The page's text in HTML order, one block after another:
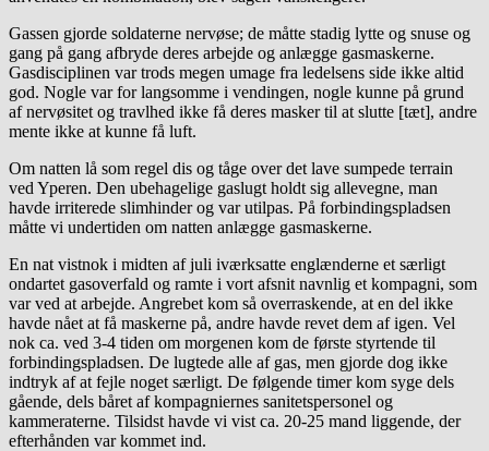
Gassen gjorde soldaterne nervøse; de måtte stadig lytte og snuse og
gang på gang afbryde deres arbejde og anlægge gasmaskerne.
Gasdisciplinen var trods megen umage fra ledelsens side ikke altid
god. Nogle var for langsomme i vendingen, nogle kunne på grund
af nervøsitet og travlhed ikke få deres masker til at slutte [tæt], andre
mente ikke at kunne få luft.
Om natten lå som regel dis og tåge over det lave sumpede terrain
ved Yperen. Den ubehagelige gaslugt holdt sig allevegne, man
havde irriterede slimhinder og var utilpas. På forbindingspladsen
måtte vi undertiden om natten anlægge gasmaskerne.
En nat vistnok i midten af juli iværksatte englænderne et særligt
ondartet gasoverfald og ramte i vort afsnit navnlig et kompagni, som
var ved at arbejde. Angrebet kom så overraskende, at en del ikke
havde nået at få maskerne på, andre havde revet dem af igen. Vel
nok ca. ved 3-4 tiden om morgenen kom de første styrtende til
forbindingspladsen. De lugtede alle af gas, men gjorde dog ikke
indtryk af at fejle noget særligt. De følgende timer kom syge dels
gående, dels båret af kompagniernes sanitetspersonel og
kammeraterne. Tilsidst havde vi vist ca. 20-25 mand liggende, der
efterhånden var kommet ind.